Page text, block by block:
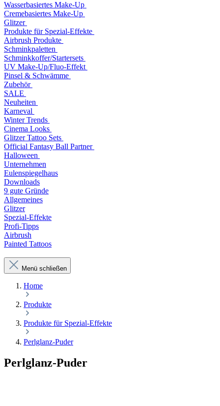
Wasserbasiertes Make-Up
Cremebasiertes Make-Up
Glitzer
Produkte für Spezial-Effekte
Airbrush Produkte
Schminkpaletten
Schminkkoffer/Startersets
UV Make-Up/Fluo-Effekt
Pinsel & Schwämme
Zubehör
SALE
Neuheiten
Karneval
Winter Trends
Cinema Looks
Glitzer Tattoo Sets
Official Fantasy Ball Partner
Halloween
Unternehmen
Eulenspiegelhaus
Downloads
9 gute Gründe
Allgemeines
Glitzer
Spezial-Effekte
Profi-Tipps
Airbrush
Painted Tattoos
Menü schließen
Home
Produkte
Produkte für Spezial-Effekte
Perlglanz-Puder
Perlglanz-Puder